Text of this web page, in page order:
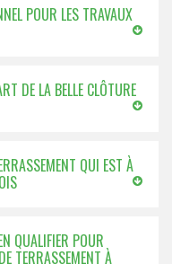
POUR LES TRAVAUX
DE LA BELLE CLÔTURE
QUI EST À
QUALIFIER POUR
TERRASSEMENT À